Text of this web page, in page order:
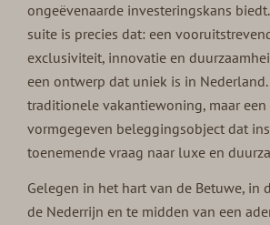
ongeëvenaarde investeringskans
suite is precies dat: een
exclusiviteit, innovatie en
een ontwerp dat uniek is in
traditionele vakantiewoning, maar
vormgegeven beleggingsobject dat
toenemende vraag naar luxe en
Gelegen in het hart van de Betuwe, in
de Nederrijn en te midden van een